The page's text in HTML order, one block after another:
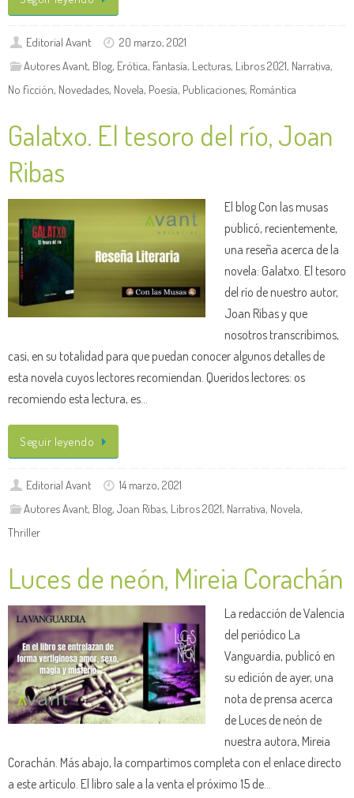
Editorial Avant
20 marzo, 2021
Autores Avant, Blog, Erótica, Fantasía, Lecturas, Libros 2021, Narrativa,
No ficción, Novedades, Novela, Poesía, Publicaciones, Romántica
Galatxo. El tesoro del río, Joan
Ribas
El blog Con las musas
publicó, recientemente,
una reseña acerca de la
novela: Galatxo. El tesoro
del río de nuestro autor,
Joan Ribas y que
nosotros transcribimos,
casi, en su totalidad para que puedan conocer algunos detalles de
esta novela cuyos lectores recomiendan. Queridos lectores: os
recomiendo esta lectura, es…
Seguir leyendo
Editorial Avant
14 marzo, 2021
Autores Avant, Blog,Joan Ribas, Libros 2021, Narrativa, Novela,
Thriller
Luces de neón, Mireia Corachán
La redacción de Valencia
del periódico La
Vanguardia, publicó en
su edición de ayer, una
nota de prensa acerca
de Luces de neón de
nuestra autora, Mireia
Corachán. Más abajo, la compartimos completa con el enlace directo
a este artículo. El libro sale a la venta el próximo 15 de…